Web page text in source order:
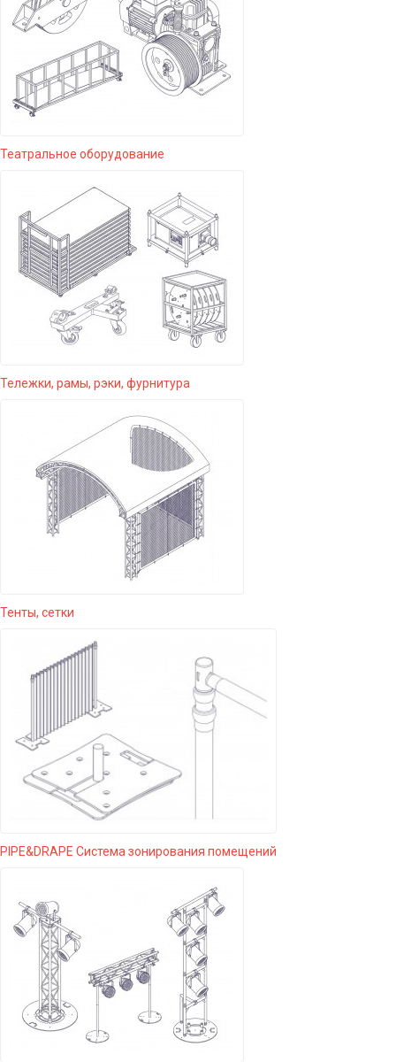
Театральное оборудование
Тележки, рамы, рэки, фурнитура
Тенты, сетки
PIPE&DRAPE Система зонирования помещений